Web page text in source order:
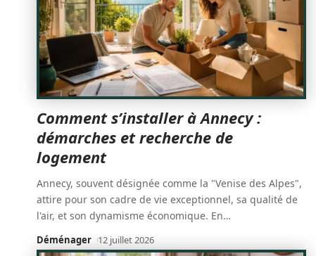
Comment s’installer à Annecy :
démarches et recherche de
logement
Annecy, souvent désignée comme la "Venise des Alpes",
attire pour son cadre de vie exceptionnel, sa qualité de
l'air, et son dynamisme économique. En…
Déménager 12 juillet 2026